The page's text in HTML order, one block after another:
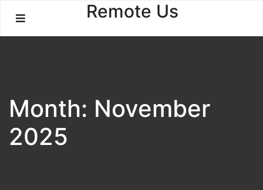
content
Remote Us
Month: November
2025